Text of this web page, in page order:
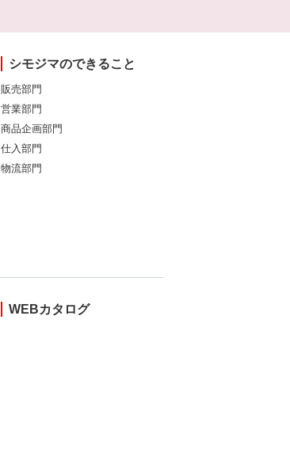
シモジマのできること
販売部門
営業部門
商品企画部門
仕入部門
物流部門
WEBカタログ